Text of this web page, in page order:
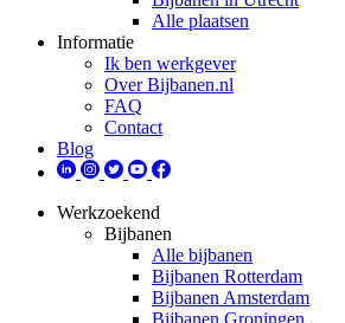
Alle plaatsen
Informatie
Ik ben werkgever
Over Bijbanen.nl
FAQ
Contact
Blog
Werkzoekend
Bijbanen
Alle bijbanen
Bijbanen Rotterdam
Bijbanen Amsterdam
Bijbanen Groningen